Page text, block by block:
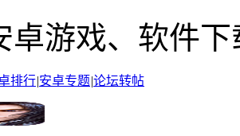
卓游戏、软件下
排行|安卓专题|论坛转帖